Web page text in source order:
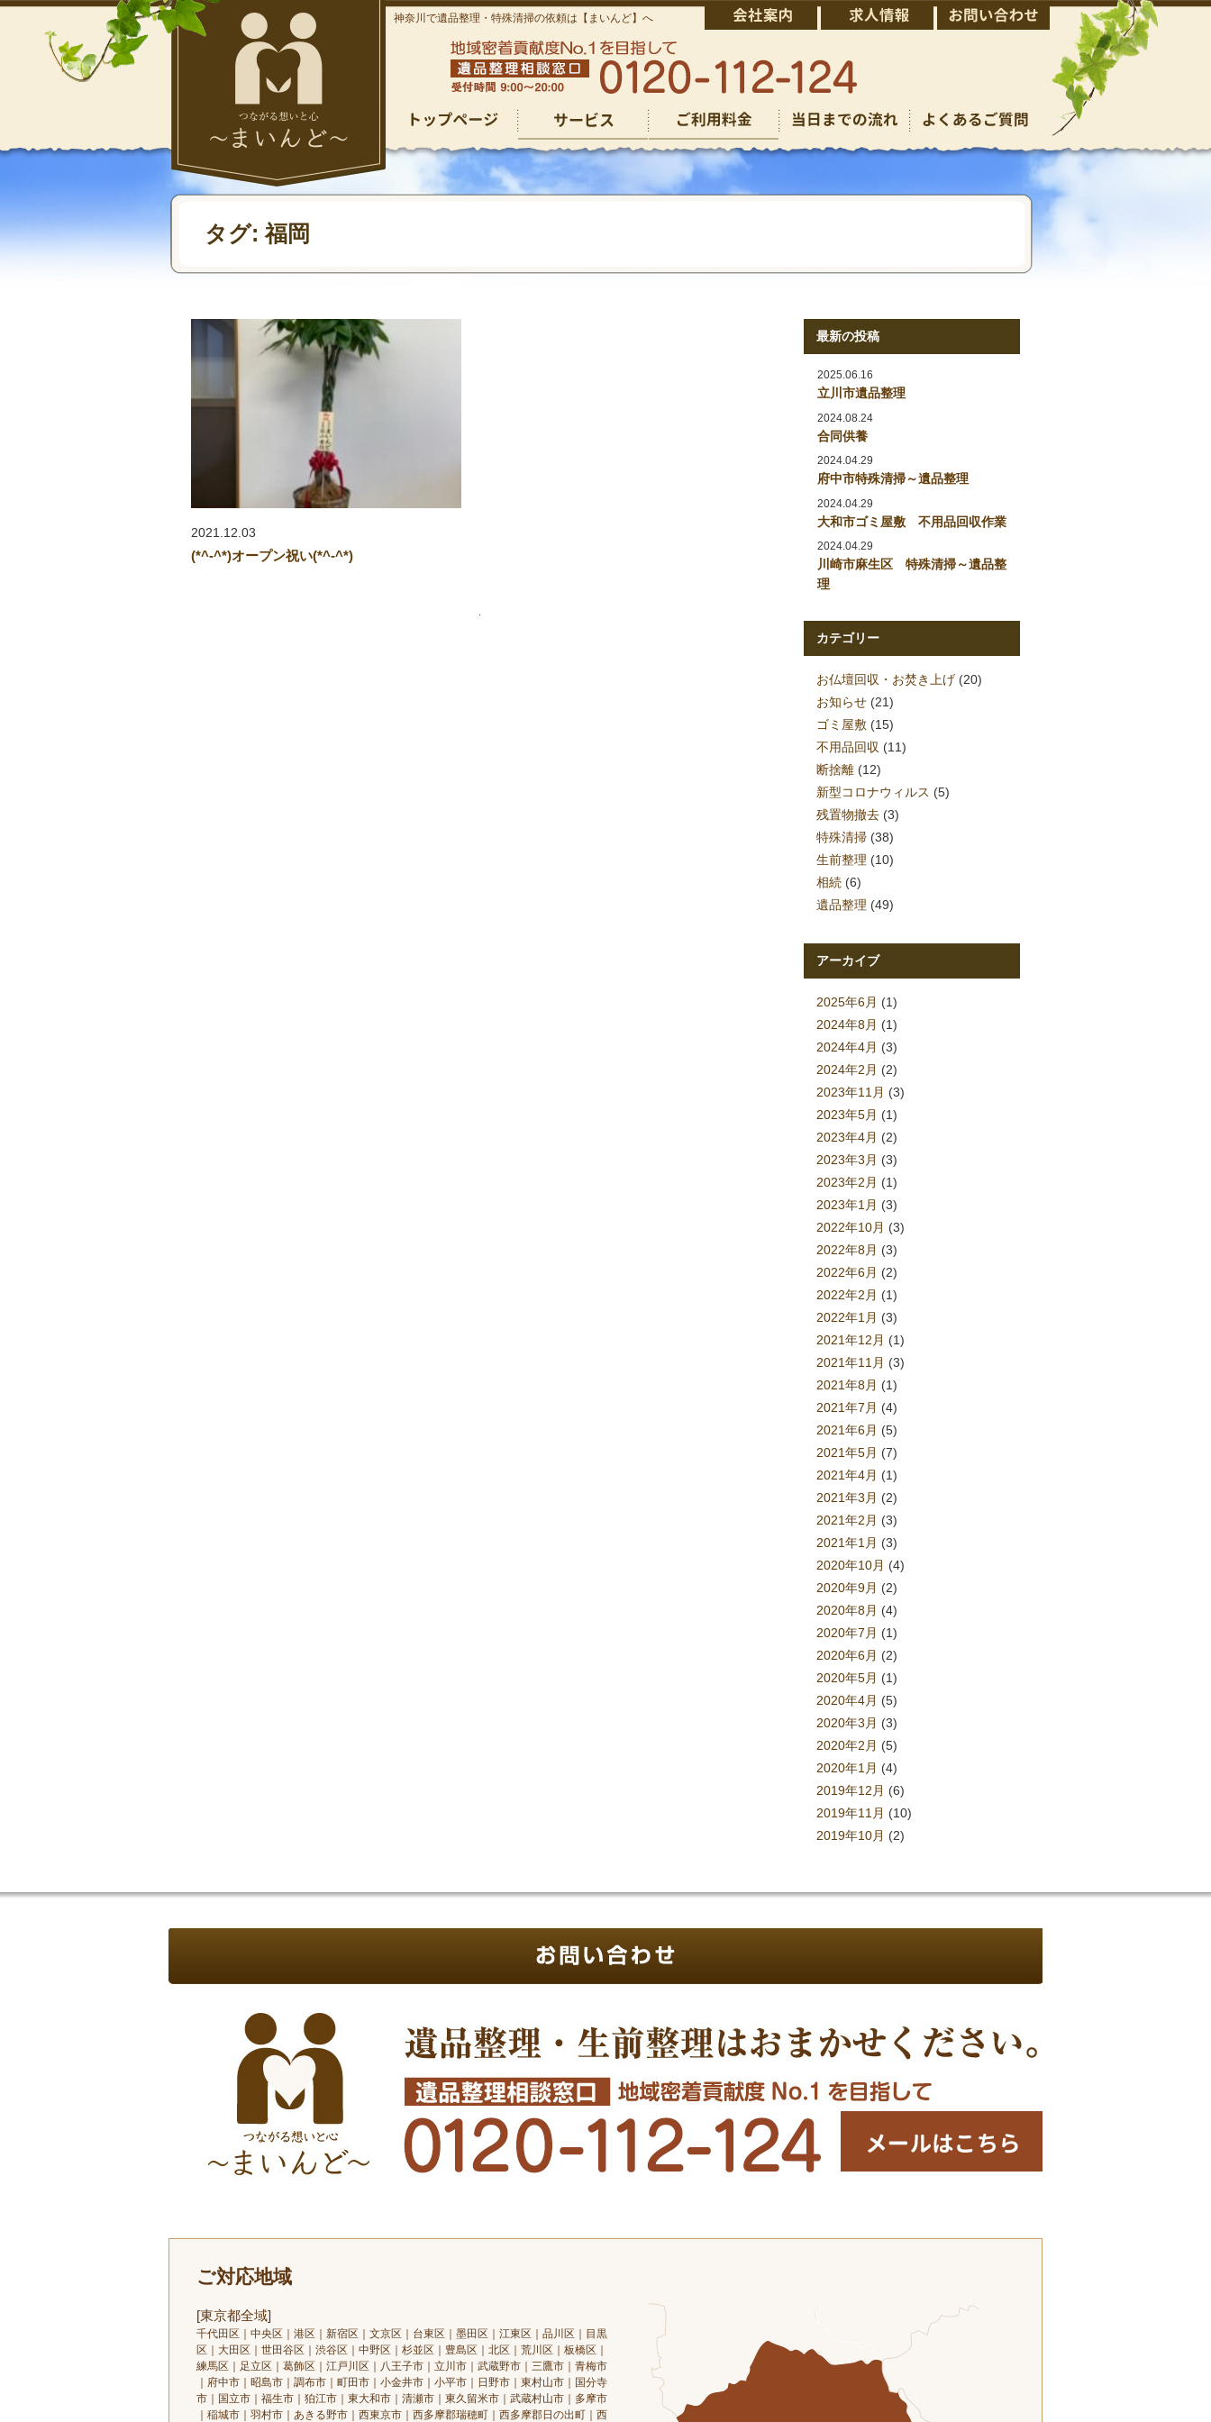
神奈川で遺品整理・特殊清掃の依頼は【まいんど】へ
遺品整理
仏壇回収
お焚き上げ供養
生前整理
特殊清掃
ゴミ屋敷清掃
その他のご依頼 遺品整理
仏壇回収
お焚き上げ供養
生前整理
特殊清掃
ゴミ屋敷清掃
その他のご依頼
タグ:福岡
2021.12.03
(*^-^*)オープン祝い(*^-^*)
最新の投稿
2025.06.16
立川市遺品整理
2024.08.24
合同供養
2024.04.29
府中市特殊清掃～遺品整理
2024.04.29
大和市ゴミ屋敷 不用品回収作業
2024.04.29
川崎市麻生区 特殊清掃～遺品整
理
カテゴリー
お仏壇回収・お焚き上げ (20)
お知らせ (21)
ゴミ屋敷 (15)
不用品回収 (11)
断捨離 (12)
新型コロナウィルス (5)
残置物撤去 (3)
特殊清掃 (38)
生前整理 (10)
相続 (6)
遺品整理 (49)
アーカイブ
2025年6月 (1)
2024年8月 (1)
2024年4月 (3)
2024年2月 (2)
2023年11月 (3)
2023年5月 (1)
2023年4月 (2)
2023年3月 (3)
2023年2月 (1)
2023年1月 (3)
2022年10月 (3)
2022年8月 (3)
2022年6月 (2)
2022年2月 (1)
2022年1月 (3)
2021年12月 (1)
2021年11月 (3)
2021年8月 (1)
2021年7月 (4)
2021年6月 (5)
2021年5月 (7)
2021年4月 (1)
2021年3月 (2)
2021年2月 (3)
2021年1月 (3)
2020年10月 (4)
2020年9月 (2)
2020年8月 (4)
2020年7月 (1)
2020年6月 (2)
2020年5月 (1)
2020年4月 (5)
2020年3月 (3)
2020年2月 (5)
2020年1月 (4)
2019年12月 (6)
2019年11月 (10)
2019年10月 (2)
ご対応地域
[東京都全域]
千代田区｜中央区｜港区｜新宿区｜文京区｜台東区｜墨田区｜江東区｜品川区｜目黒
区｜大田区｜世田谷区｜渋谷区｜中野区｜杉並区｜豊島区｜北区｜荒川区｜板橋区｜
練馬区｜足立区｜葛飾区｜江戸川区｜八王子市｜立川市｜武蔵野市｜三鷹市｜青梅市
｜府中市｜昭島市｜調布市｜町田市｜小金井市｜小平市｜日野市｜東村山市｜国分寺
市｜国立市｜福生市｜狛江市｜東大和市｜清瀬市｜東久留米市｜武蔵村山市｜多摩市
｜稲城市｜羽村市｜あきる野市｜西東京市｜西多摩郡瑞穂町｜西多摩郡日の出町｜西